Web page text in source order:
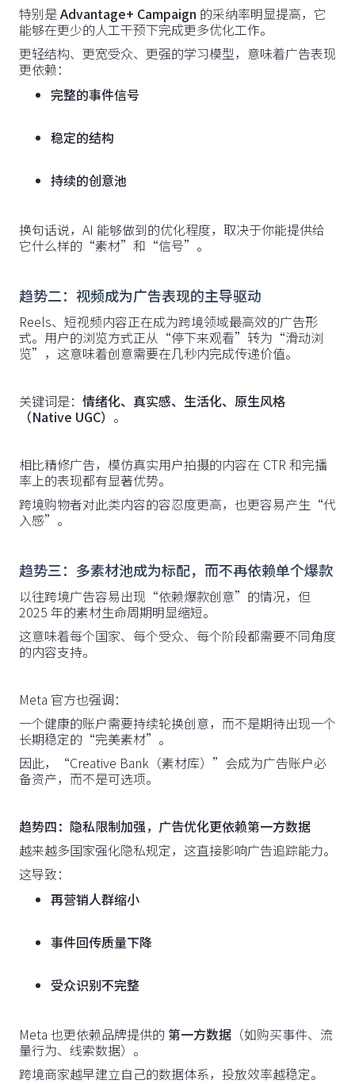
特别是Advantage+ Campaign 的采纳率明显提高，它
能够在更少的人工干预下完成更多优化工作。
更轻结构、更宽受众、更强的学习模型，意味着广告表现
更依赖：
完整的事件信号
稳定的结构
持续的创意池
换句话说，AI 能够做到的优化程度，取决于你能提供给
它什么样的“素材”和“信号”。
趋势二：视频成为广告表现的主导驱动
Reels、短视频内容正在成为跨境领域最高效的广告形
式。用户的浏览方式正从“停下来观看”转为“滑动浏
览”，这意味着创意需要在几秒内完成传递价值。
关键词是： 情绪化、真实感、生活化、原生风格
（Native UGC） 。
相比精修广告，模仿真实用户拍摄的内容在 CTR 和完播
率上的表现都有显著优势。
跨境购物者对此类内容的容忍度更高，也更容易产生“代
入感”。
趋势三：多素材池成为标配，而不再依赖单个爆款
以往跨境广告容易出现“依赖爆款创意”的情况，但
2025 年的素材生命周期明显缩短。
这意味着每个国家、每个受众、每个阶段都需要不同角度
的内容支持。
Meta 官方也强调：
一个健康的账户需要持续轮换创意，而不是期待出现一个
长期稳定的“完美素材”。
因此，“Creative Bank（素材库）”会成为广告账户必
备资产，而不是可选项。
趋势四：隐私限制加强，广告优化更依赖第一方数据
越来越多国家强化隐私规定，这直接影响广告追踪能力。
这导致：
再营销人群缩小
事件回传质量下降
受众识别不完整
Meta 也更依赖品牌提供的 第一方数据 （如购买事件、流
量行为、线索数据）。
跨境商家越早建立自己的数据体系，投放效率越稳定。